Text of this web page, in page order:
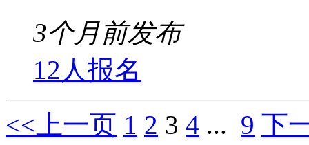
3个月前发布
12人报名
<<上一页 1 2 3 4 ... 9 下